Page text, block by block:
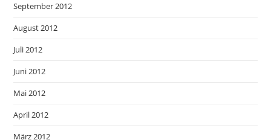
September 2012
August 2012
Juli 2012
Juni 2012
Mai 2012
April 2012
März 2012